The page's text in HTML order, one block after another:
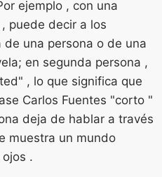
ejemplo , con una
puede decir a los
una persona o de una
en segunda persona ,
, lo que significa que
Carlos Fuentes "corto "
deja de hablar a través
muestra un mundo
.